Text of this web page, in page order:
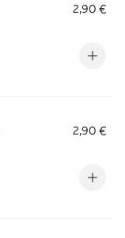
2,90 €
2,90 €